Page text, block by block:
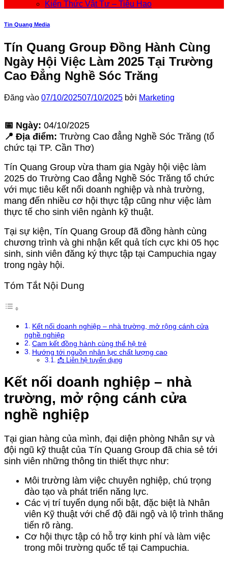
Kiến Thức Vật Tư – Tiêu Hao
Tin Quang Media
Tín Quang Group Đồng Hành Cùng
Ngày Hội Việc Làm 2025 Tại Trường
Cao Đẳng Nghề Sóc Trăng
Đăng vào 07/10/202507/10/2025 bởi Marketing
📅 Ngày: 04/10/2025
📍 Địa điểm: Trường Cao đẳng Nghề Sóc Trăng (tổ
chức tại TP. Cần Thơ)
Tín Quang Group vừa tham gia Ngày hội việc làm
2025 do Trường Cao đẳng Nghề Sóc Trăng tổ chức
với mục tiêu kết nối doanh nghiệp và nhà trường,
mang đến nhiều cơ hội thực tập cũng như việc làm
thực tế cho sinh viên ngành kỹ thuật.
Tại sự kiện, Tín Quang Group đã đồng hành cùng
chương trình và ghi nhận kết quả tích cực khi 05 học
sinh, sinh viên đăng ký thực tập tại Campuchia ngay
trong ngày hội.
Tóm Tắt Nội Dung
Kết nối doanh nghiệp – nhà trường, mở rộng cánh cửa
nghề nghiệp
Cam kết đồng hành cùng thế hệ trẻ
Hướng tới nguồn nhân lực chất lượng cao
📩 Liên hệ tuyển dụng
Kết nối doanh nghiệp – nhà
trường, mở rộng cánh cửa
nghề nghiệp
Tại gian hàng của mình, đại diện phòng Nhân sự và
đội ngũ kỹ thuật của Tín Quang Group đã chia sẻ tới
sinh viên những thông tin thiết thực như:
Môi trường làm việc chuyên nghiệp, chú trọng
đào tạo và phát triển năng lực.
Các vị trí tuyển dụng nổi bật, đặc biệt là Nhân
viên Kỹ thuật với chế độ đãi ngộ và lộ trình thăng
tiến rõ ràng.
Cơ hội thực tập có hỗ trợ kinh phí và làm việc
trong môi trường quốc tế tại Campuchia.